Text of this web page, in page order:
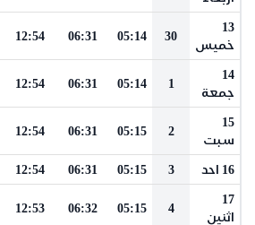
13
خميس
30
05:14
06:31
12:54
14
جمعة
1
05:14
06:31
12:54
15
سبت
2
05:15
06:31
12:54
16 احد 3
05:15
06:31
12:54
17
اثنين
4
05:15
06:32
12:53